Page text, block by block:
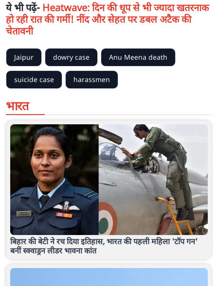
ये भी पढ़ें- Heatwave: दिन की धूप से भी ज्यादा खतरनाक
हो रही रात की गर्मी! नींद और सेहत पर डबल अटैक की
चेतावनी
Jaipur dowry case Anu Meena death
suicide case harassmen
भारत
बिहार की बेटी ने रच दिया इतिहास, भारत की पहली महिला 'टॉप गन'
बनीं स्क्वाड्रन लीडर भावना कांत